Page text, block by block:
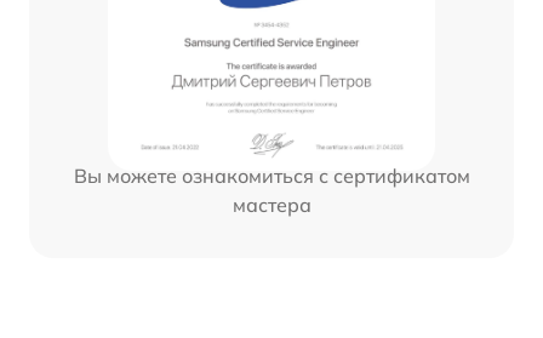
Вы можете ознакомиться с сертификатом
мастера